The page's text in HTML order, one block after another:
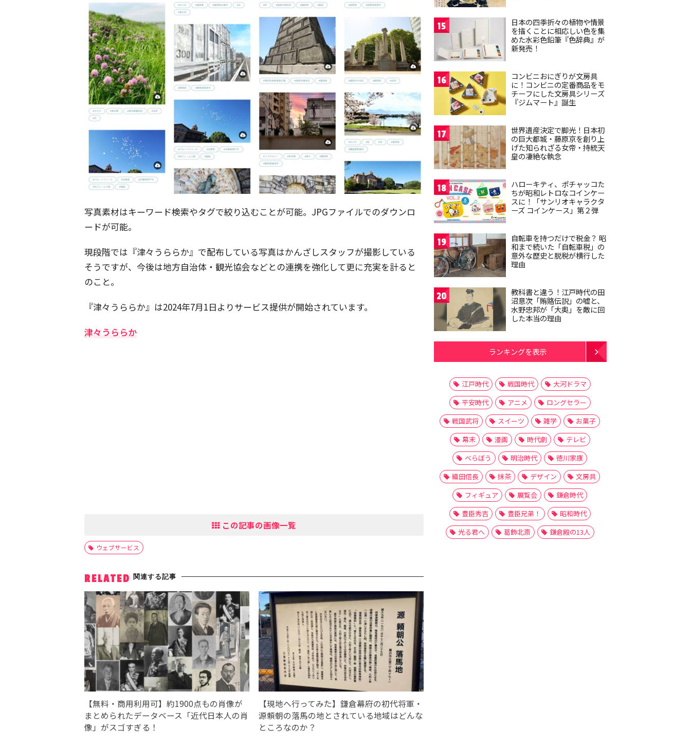
写真素材はキーワード検索やタグで絞り込むことが可能。JPGファイルでのダウンロ
ードが可能。
現段階では『津々うららか』で配布している写真はかんざしスタッフが撮影している
そうですが、今後は地方自治体・観光協会などとの連携を強化して更に充実を計ると
のこと。
『津々うららか』は2024年7月1日よりサービス提供が開始されています。
津々うららか
この記事の画像一覧
ウェブサービス
RELATED 関連する記事
【無料・商用利用可】約1900点もの肖像が
まとめられたデータベース「近代日本人の肖
像」がスゴすぎる！
【現地へ行ってみた】鎌倉幕府の初代将軍・
源頼朝の落馬の地とされている地域はどんな
ところなのか？
15
日本の四季折々の植物や情景
を描くことに相応しい色を集
めた水彩色鉛筆『色辞典』が
新発売！
16
コンビニおにぎりが文房具
に！コンビニの定番商品をモ
チーフにした文房具シリーズ
『ジムマート』誕生
17
世界遺産決定で脚光！日本初
の巨大都城・藤原京を創り上
げた知られざる女帝・持統天
皇の凄絶な執念
18
ハローキティ、ポチャッコた
ちが昭和レトロなコインケー
スに！「サンリオキャラクタ
ーズ コインケース」第２弾
19
自転車を持つだけで税金？ 昭
和まで続いた「自転車税」の
意外な歴史と脱税が横行した
理由
20
教科書と違う！江戸時代の田
沼意次「賄賂伝説」の嘘と、
水野忠邦が「大奥」を敵に回
した本当の理由
ランキングを表示
江戸時代 戦国時代
大河ドラマ
平安時代
アニメ
ロングセラー
戦国武将
スイーツ 雑学
お菓子
幕末
漫画 時代劇
テレビ
べらぼう
明治時代
徳川家康
織田信長
抹茶 デザイン
文房具
フィギュア
展覧会
鎌倉時代
豊臣秀吉
豊臣兄弟！
昭和時代
光る君へ
葛飾北斎 鎌倉殿の13人